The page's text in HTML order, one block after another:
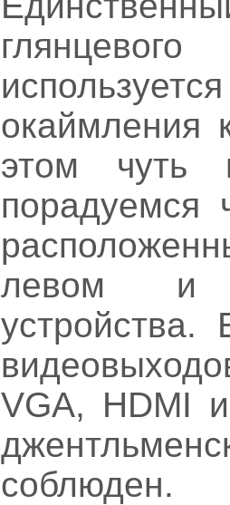
окаймления
этом чуть
порадуемся
левом и
VGA, HDMI
соблюден.